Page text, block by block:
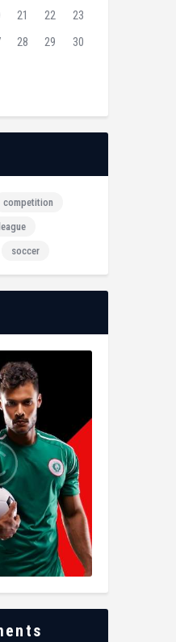
21 22
23
28 29
30
competition
league
soccer